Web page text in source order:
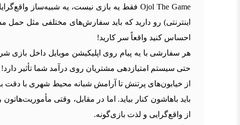
اینترنتی) رو دارید که باید سفارش‌های مختلفی مثل
احساس کنید واقعاً سر کارید!
هر سفارشی با یه پیام روی اپلیکیشن موبایل داخل بازی
حتی سیستم امتیازدهی مشتریان روی درآمد شما تأثیر
از خیابون‌های پرتنش تا آرامش شبانه محیط شهری با
از واقع‌گرایی و لذت بازی‌گونه.